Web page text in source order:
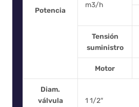
Potencia
m3/h
Tensión
suministro
Motor
Diam.
válvula
1 1/2″